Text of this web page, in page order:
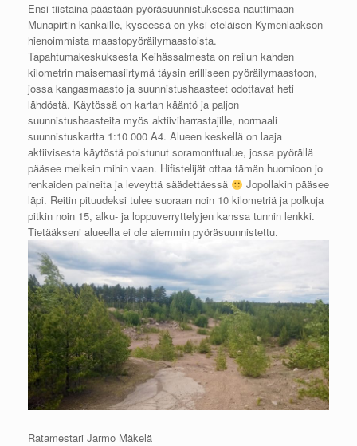
Ensi tiistaina päästään pyöräsuunnistuksessa nauttimaan
Munapirtin kankaille, kyseessä on yksi eteläisen Kymenlaakson
hienoimmista maastopyöräilymaastoista.
Tapahtumakeskuksesta Keihässalmesta on reilun kahden
kilometrin maisemasiirtymä täysin erilliseen pyöräilymaastoon,
jossa kangasmaasto ja suunnistushaasteet odottavat heti
lähdöstä. Käytössä on kartan kääntö ja paljon
suunnistushaasteita myös aktiiviharrastajille, normaali
suunnistuskartta 1:10 000 A4. Alueen keskellä on laaja
aktiivisesta käytöstä poistunut soramonttualue, jossa pyörällä
pääsee melkein mihin vaan. Hifistelijät ottaa tämän huomioon jo
renkaiden paineita ja leveyttä säädettäessä
Jopollakin pääsee
läpi. Reitin pituudeksi tulee suoraan noin 10 kilometriä ja polkuja
pitkin noin 15, alku- ja loppuverryttelyjen kanssa tunnin lenkki.
Tietääkseni alueella ei ole aiemmin pyöräsuunnistettu.
Ratamestari Jarmo Mäkelä